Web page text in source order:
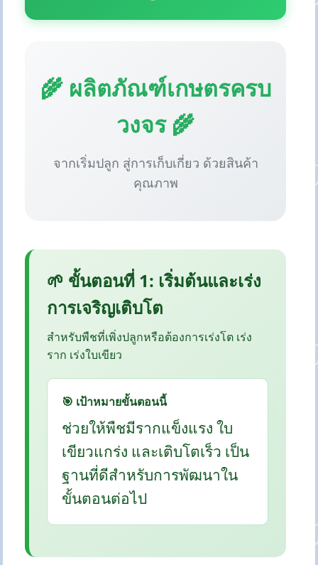
🌾 ผลิตภัณฑ์เกษตรครบ
วงจร 🌾
จากเริ่มปลูก สู่การเก็บเกี่ยว ด้วยสินค้า
คุณภาพ
🌱 ขั้นตอนที่ 1: เริ่มต้นและเร่ง
การเจริญเติบโต
สำหรับพืชที่เพิ่งปลูกหรือต้องการเร่งโต เร่ง
ราก เร่งใบเขียว
🎯 เป้าหมายขั้นตอนนี้
ช่วยให้พืชมีรากแข็งแรง ใบ
เขียวแกร่ง และเติบโตเร็ว เป็น
ฐานที่ดีสำหรับการพัฒนาใน
ขั้นตอนต่อไป